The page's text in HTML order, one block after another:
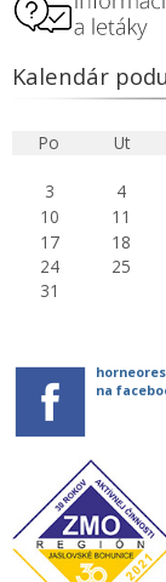
Kalendár
Po
Ut
3
4
10
11
17
18
24
25
31
na